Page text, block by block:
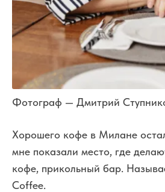
Фотограф — Дмитрий
Хорошего кофе в Милане
мне показали место, где
кофе, прикольный бар.
Coffee.